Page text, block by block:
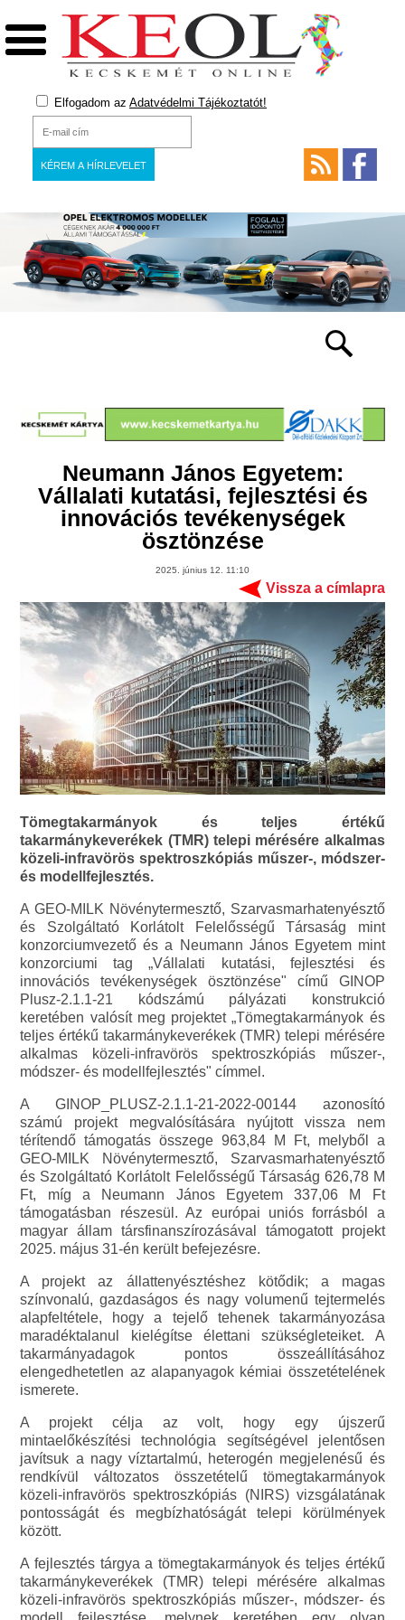
Elfogadom az Adatvédelmi Tájékoztatót!
Neumann János Egyetem:
Vállalati kutatási, fejlesztési és
innovációs tevékenységek
ösztönzése
2025. június 12. 11:10
Vissza a címlapra
Tömegtakarmányok és teljes értékű
takarmánykeverékek (TMR) telepi mérésére alkalmas
közeli-infravörös spektroszkópiás műszer-, módszer-
és modellfejlesztés.
A GEO-MILK Növénytermesztő, Szarvasmarhatenyésztő
és Szolgáltató Korlátolt Felelősségű Társaság mint
konzorciumvezető és a Neumann János Egyetem mint
konzorciumi tag „Vállalati kutatási, fejlesztési és
innovációs tevékenységek ösztönzése" című GINOP
Plusz-2.1.1-21 kódszámú pályázati konstrukció
keretében valósít meg projektet „Tömegtakarmányok és
teljes értékű takarmánykeverékek (TMR) telepi mérésére
alkalmas közeli-infravörös spektroszkópiás műszer-,
módszer- és modellfejlesztés" címmel.
A GINOP_PLUSZ-2.1.1-21-2022-00144 azonosító
számú projekt megvalósítására nyújtott vissza nem
térítendő támogatás összege 963,84 M Ft, melyből a
GEO-MILK Növénytermesztő, Szarvasmarhatenyésztő
és Szolgáltató Korlátolt Felelősségű Társaság 626,78 M
Ft, míg a Neumann János Egyetem 337,06 M Ft
támogatásban részesül. Az európai uniós forrásból a
magyar állam társfinanszírozásával támogatott projekt
2025. május 31-én került befejezésre.
A projekt az állattenyésztéshez kötődik; a magas
színvonalú, gazdaságos és nagy volumenű tejtermelés
alapfeltétele, hogy a tejelő tehenek takarmányozása
maradéktalanul kielégítse élettani szükségleteiket. A
takarmányadagok pontos összeállításához
elengedhetetlen az alapanyagok kémiai összetételének
ismerete.
A projekt célja az volt, hogy egy újszerű
mintaelőkészítési technológia segítségével jelentősen
javítsuk a nagy víztartalmú, heterogén megjelenésű és
rendkívül változatos összetételű tömegtakarmányok
közeli-infravörös spektroszkópiás (NIRS) vizsgálatának
pontosságát és megbízhatóságát telepi körülmények
között.
A fejlesztés tárgya a tömegtakarmányok és teljes értékű
takarmánykeverékek (TMR) telepi mérésére alkalmas
közeli-infravörös spektroszkópiás műszer-, módszer- és